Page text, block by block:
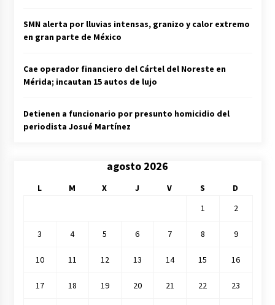
SMN alerta por lluvias intensas, granizo y calor extremo
en gran parte de México
Cae operador financiero del Cártel del Noreste en
Mérida; incautan 15 autos de lujo
Detienen a funcionario por presunto homicidio del
periodista Josué Martínez
agosto 2026
L M X J V S
D
1
2
3 4 5 6 7 8 9
10 11 12 13 14 15 16
17 18 19 20 21 22 23